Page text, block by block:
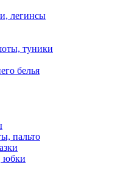
легинсы
туники
белья
пальто
юбки